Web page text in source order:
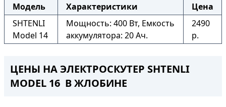
Модель
Характеристики
Цена
SHTENLI
Model 14
Мощность: 400 Вт, Емкость
аккумулятора: 20 Ач.
2490
р.
ЦЕНЫ НА ЭЛЕКТРОСКУТЕР SHTENLI
MODEL 16 В ЖЛОБИНЕ